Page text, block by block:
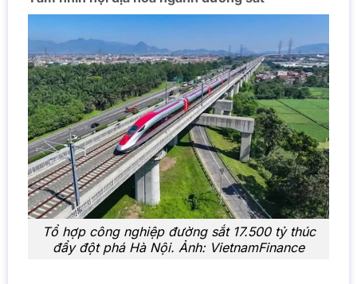
Tổ hợp công nghiệp đường sắt 17.500 tỷ thúc
đẩy đột phá Hà Nội. Ảnh: VietnamFinance